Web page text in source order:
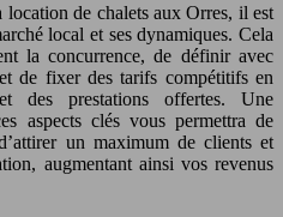
location de chalets aux Orres, il est
local et ses dynamiques. Cela
la concurrence, de définir avec
de fixer des tarifs compétitifs en
des prestations offertes. Une
aspects clés vous permettra de
un maximum de clients et
augmentant ainsi vos revenus